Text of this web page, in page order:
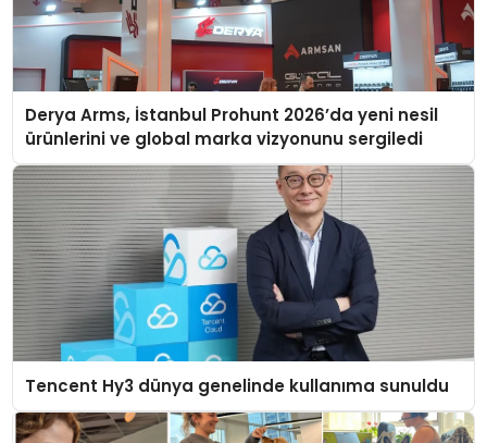
Derya Arms, İstanbul Prohunt 2026’da yeni nesil
ürünlerini ve global marka vizyonunu sergiledi
Tencent Hy3 dünya genelinde kullanıma sunuldu